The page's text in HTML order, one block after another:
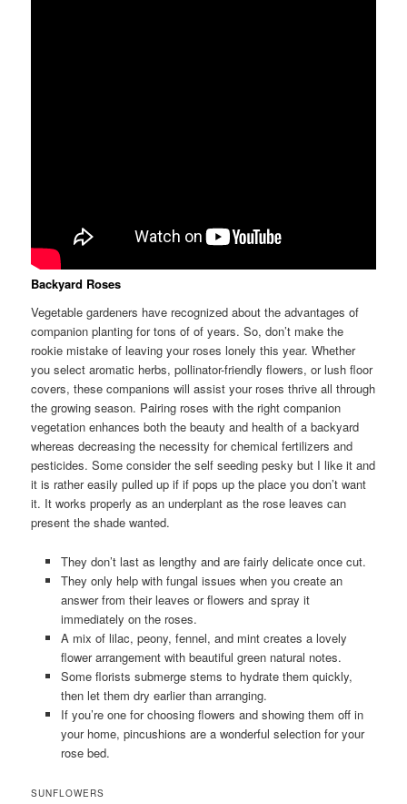
Backyard Roses
Vegetable gardeners have recognized about the advantages of
companion planting for tons of of years. So, don’t make the
rookie mistake of leaving your roses lonely this year. Whether
you select aromatic herbs, pollinator-friendly flowers, or lush floor
covers, these companions will assist your roses thrive all through
the growing season. Pairing roses with the right companion
vegetation enhances both the beauty and health of a backyard
whereas decreasing the necessity for chemical fertilizers and
pesticides. Some consider the self seeding pesky but I like it and
it is rather easily pulled up if if pops up the place you don’t want
it. It works properly as an underplant as the rose leaves can
present the shade wanted.
They don’t last as lengthy and are fairly delicate once cut.
They only help with fungal issues when you create an
answer from their leaves or flowers and spray it
immediately on the roses.
A mix of lilac, peony, fennel, and mint creates a lovely
flower arrangement with beautiful green natural notes.
Some florists submerge stems to hydrate them quickly,
then let them dry earlier than arranging.
If you’re one for choosing flowers and showing them off in
your home, pincushions are a wonderful selection for your
rose bed.
SUNFLOWERS